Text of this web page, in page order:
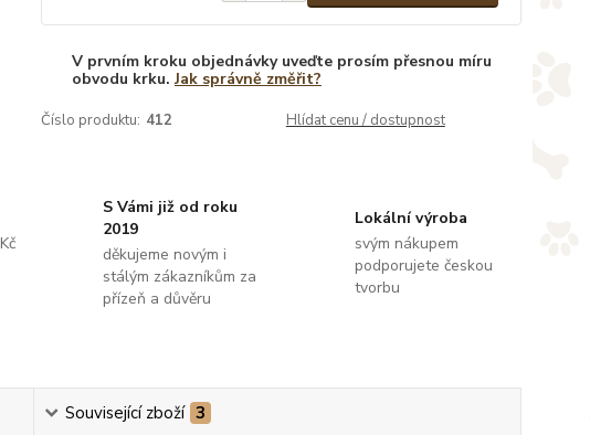
V prvním kroku objednávky uveďte prosím přesnou míru
obvodu krku.Jak správně změřit?
Číslo produktu: 412 Hlídat cenu / dostupnost
S Vámi již od roku
2019
děkujeme novým i
stálým zákazníkům za
přízeň a důvěru
Lokální výroba
svým nákupem
podporujete českou
tvorbu
Související zboží 3